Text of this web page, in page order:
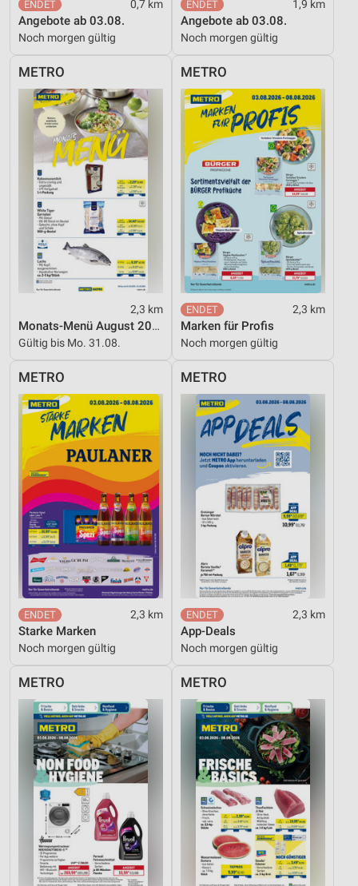
0,7 km
Angebote ab 03.08.
Noch morgen gültig
1,9 km
Angebote ab 03.08.
Noch morgen gültig
METRO
2,3 km
Monats-Menü August 2026
Gültig bis Mo. 31.08.
METRO
2,3 km
Marken für Profis
Noch morgen gültig
METRO
2,3 km
Starke Marken
Noch morgen gültig
METRO
2,3 km
App-Deals
Noch morgen gültig
METRO METRO
Verwendung reduzierter Daten zur Auswahl von
Inhalten
IAB-Besonderheiten:
Verwendung genauer Standortdaten
Geräte anhand von aktiv angeforderten
Informationen identifizieren
Nicht-IAB-Verarbeitungszwecke:
Notwendig
Performance
Funktional
Werbung